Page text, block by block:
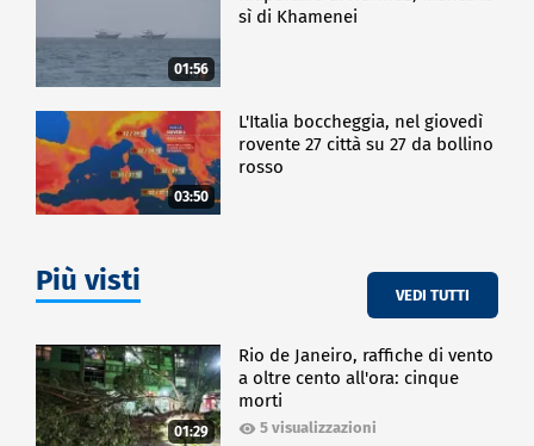
01:56
sì di Khamenei
03:50
L'Italia boccheggia, nel giovedì
rovente 27 città su 27 da bollino
rosso
Più visti VEDI TUTTI
01:29
Rio de Janeiro, raffiche di vento
a oltre cento all'ora: cinque
morti
5 visualizzazioni